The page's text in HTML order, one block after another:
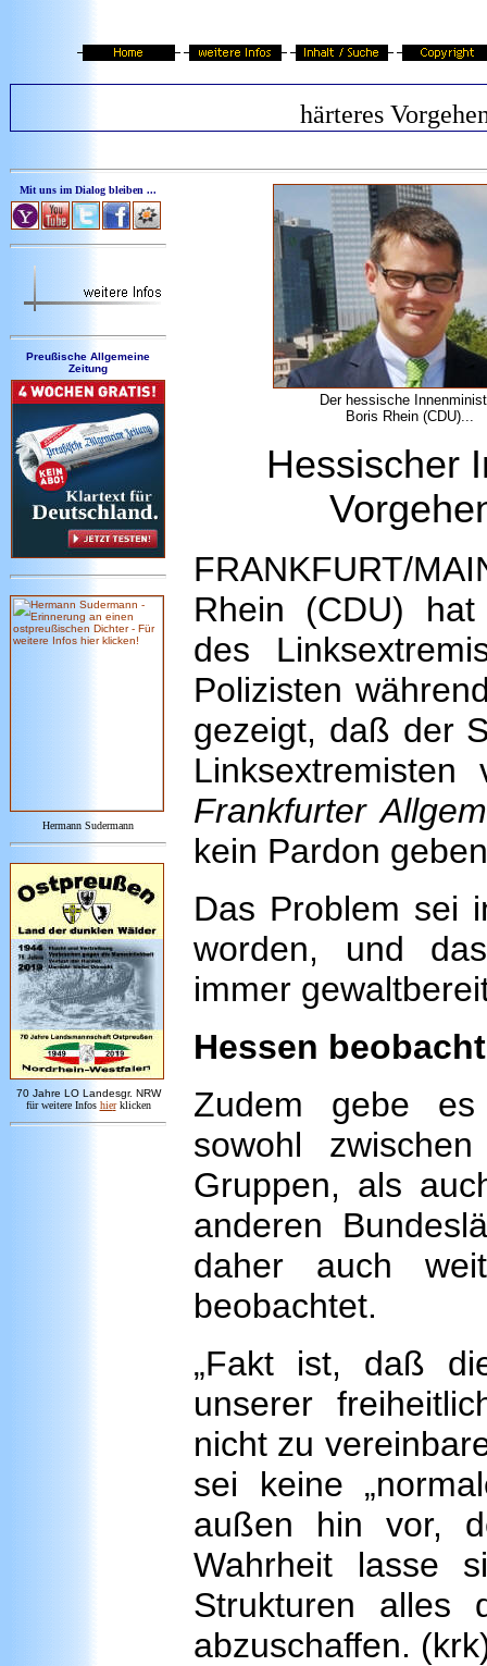
härteres
Mit uns im Dialog bleiben ...
Preußische Allgemeine
Zeitung
Hermann Sudermann
70 Jahre LO Landesgr. NRW
für weitere Infos hier klicken
Der hessische
Boris Rhein (CDU)...
Hessischer
FRANKFURT/
Rhein (CDU) hat
des
Polizisten
gezeigt, daß der
Frankfurter
kein Pardon
Das Problem sei
worden, und
immer
Hessen
Zudem gebe
sowohl
Gruppen, als
anderen
daher auch
beobachtet.
„Fakt ist, daß
unserer
nicht zu
sei keine
außen hin vor,
Wahrheit lasse
Strukturen alles
abzuschaffen.